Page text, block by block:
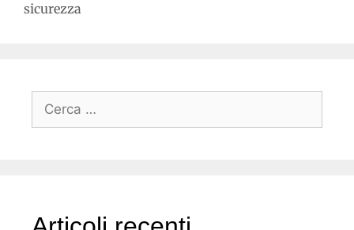
sicurezza